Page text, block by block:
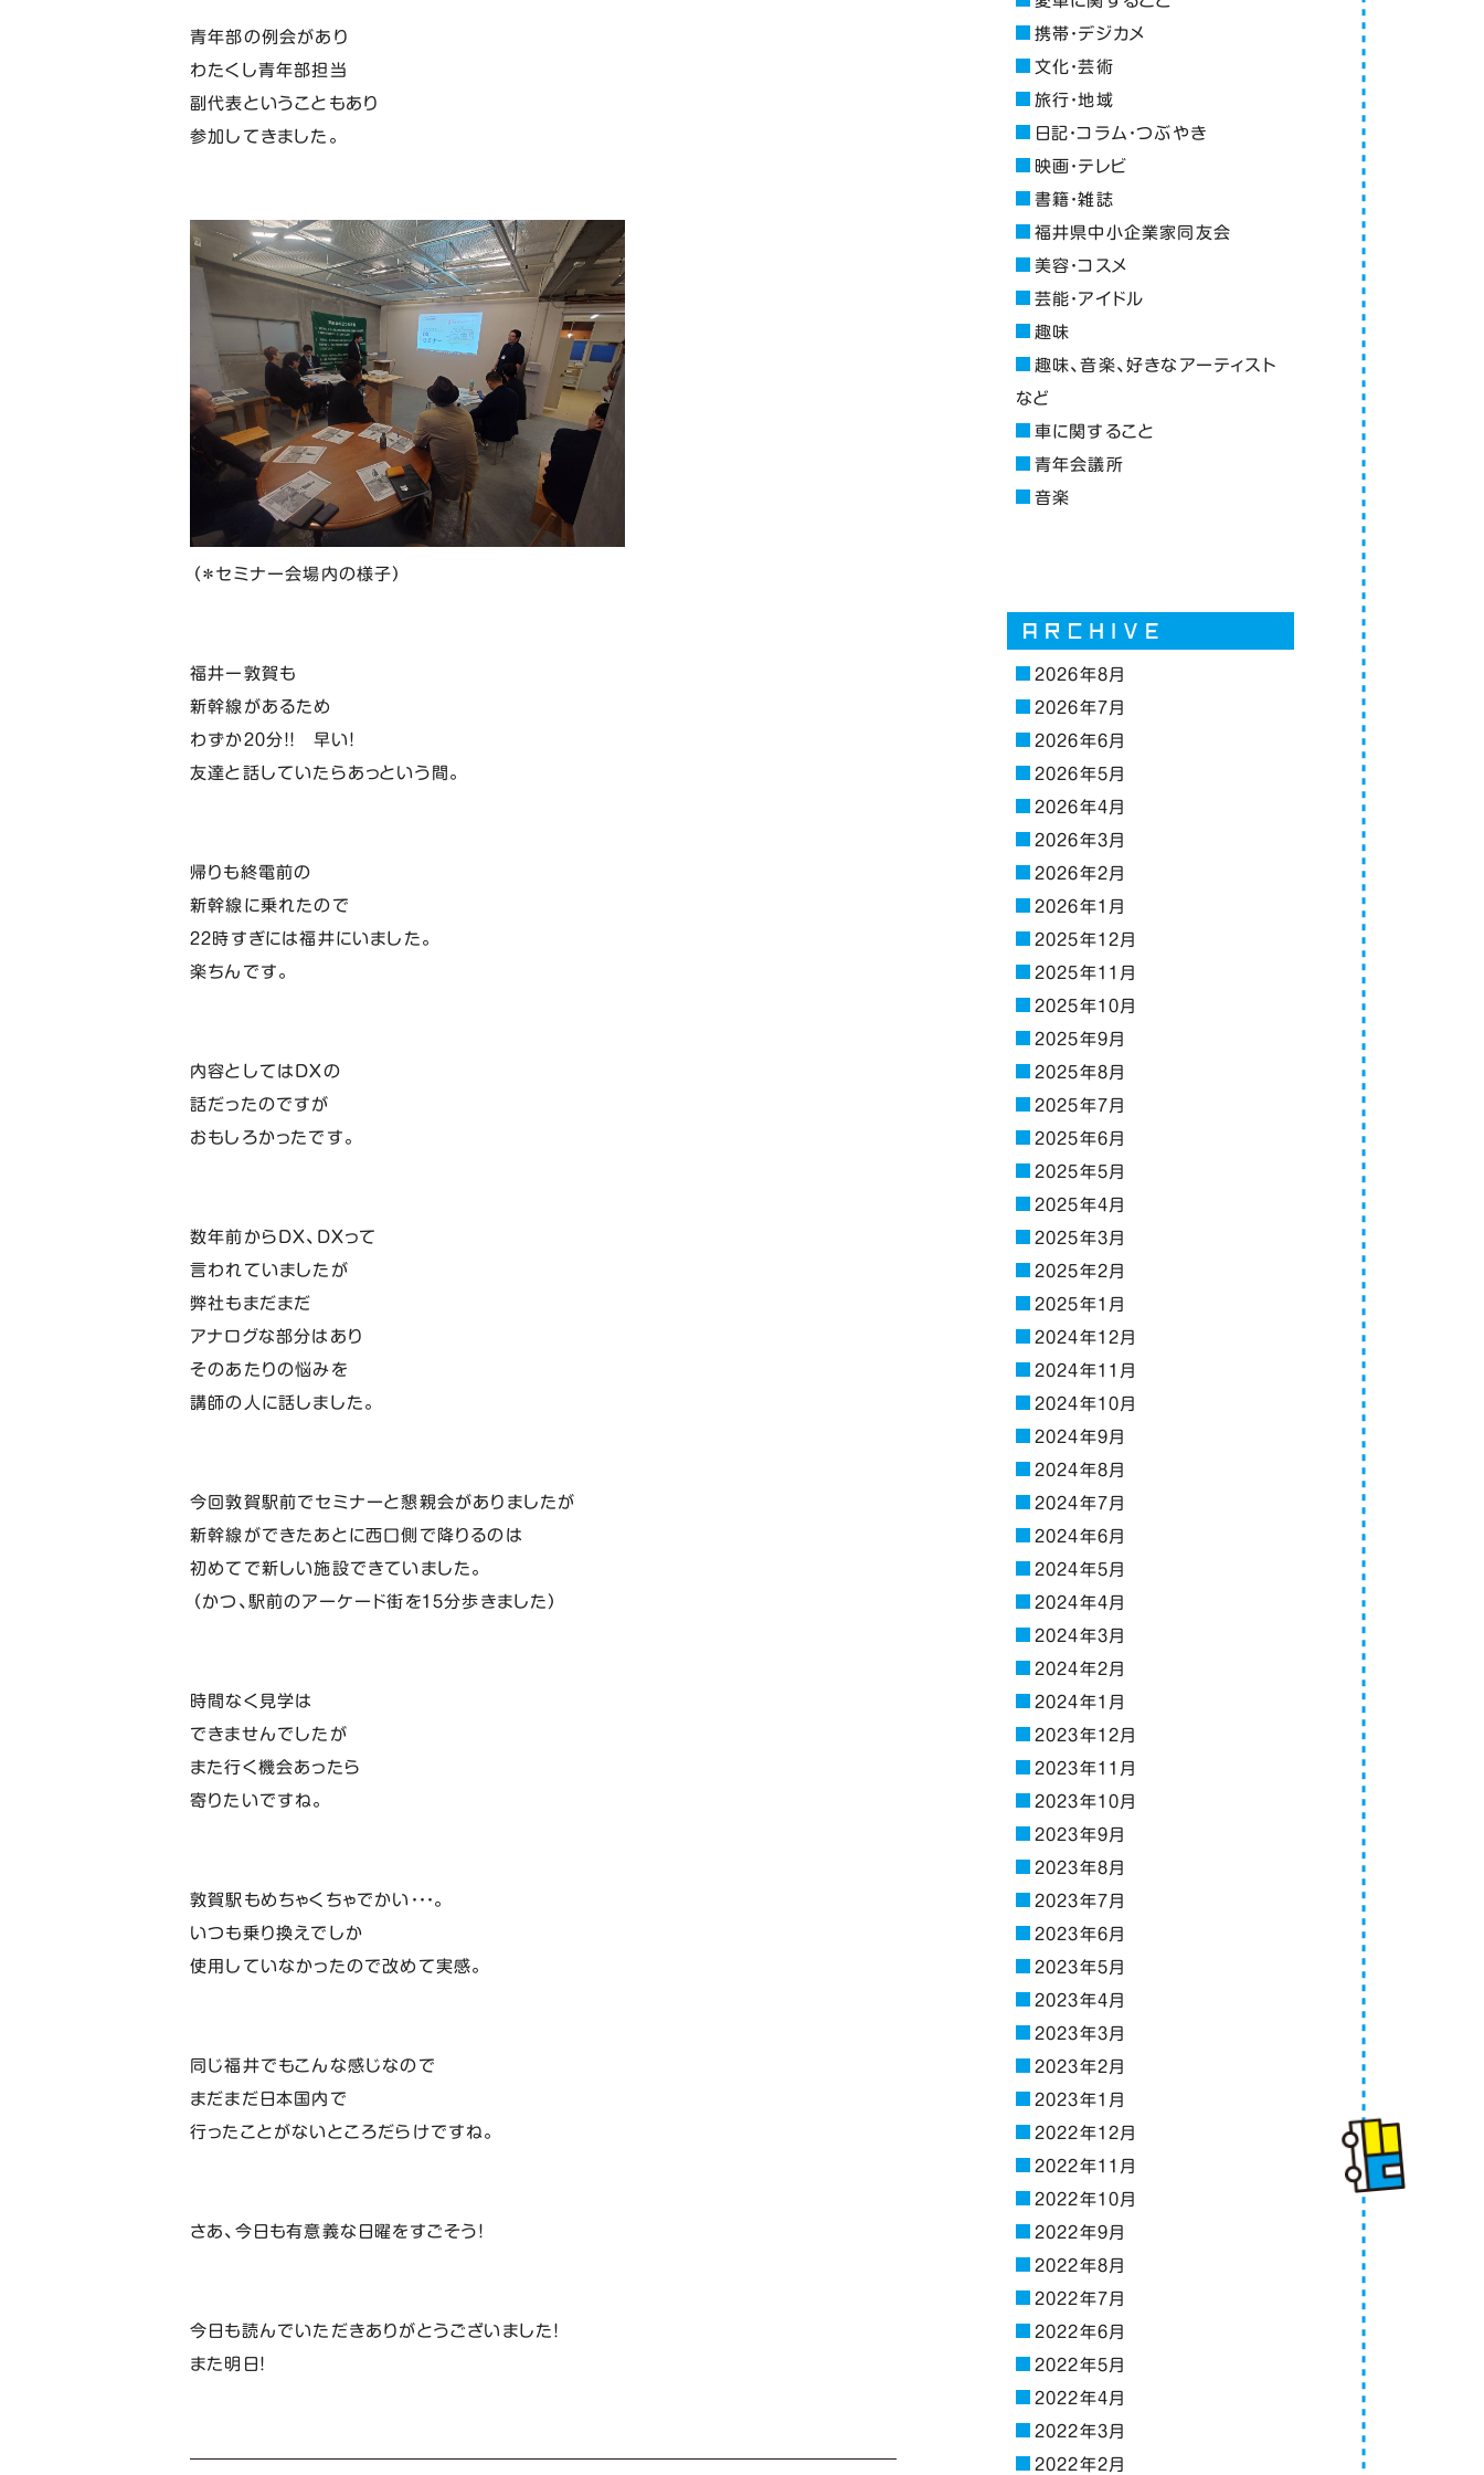
青年部の例会があり
わたくし青年部担当
副代表ということもあり
参加してきました。
（＊セミナー会場内の様子）
福井ー敦賀も
新幹線があるため
わずか２０分！！ 早い！
友達と話していたらあっという間。
帰りも終電前の
新幹線に乗れたので
２２時すぎには福井にいました。
楽ちんです。
内容としてはDXの
話だったのですが
おもしろかったです。
数年前からDX、DXって
言われていましたが
弊社もまだまだ
アナログな部分はあり
そのあたりの悩みを
講師の人に話しました。
今回敦賀駅前でセミナーと懇親会がありましたが
新幹線ができたあとに西口側で降りるのは
初めてで新しい施設できていました。
（かつ、駅前のアーケード街を１５分歩きました）
時間なく見学は
できませんでしたが
また行く機会あったら
寄りたいですね。
敦賀駅もめちゃくちゃでかい・・・。
いつも乗り換えでしか
使用していなかったので改めて実感。
同じ福井でもこんな感じなので
まだまだ日本国内で
行ったことがないところだらけですね。
さあ、今日も有意義な日曜をすごそう！
今日も読んでいただきありがとうございました！
また明日！
携帯・デジカメ
文化・芸術
旅行・地域
日記・コラム・つぶやき
映画・テレビ
書籍・雑誌
福井県中小企業家同友会
美容・コスメ
芸能・アイドル
趣味
趣味、音楽、好きなアーティスト
など
車に関すること
青年会議所
音楽
2026年8月
2026年7月
2026年6月
2026年5月
2026年4月
2026年3月
2026年2月
2026年1月
2025年12月
2025年11月
2025年10月
2025年9月
2025年8月
2025年7月
2025年6月
2025年5月
2025年4月
2025年3月
2025年2月
2025年1月
2024年12月
2024年11月
2024年10月
2024年9月
2024年8月
2024年7月
2024年6月
2024年5月
2024年4月
2024年3月
2024年2月
2024年1月
2023年12月
2023年11月
2023年10月
2023年9月
2023年8月
2023年7月
2023年6月
2023年5月
2023年4月
2023年3月
2023年2月
2023年1月
2022年12月
2022年11月
2022年10月
2022年9月
2022年8月
2022年7月
2022年6月
2022年5月
2022年4月
2022年3月
2022年2月